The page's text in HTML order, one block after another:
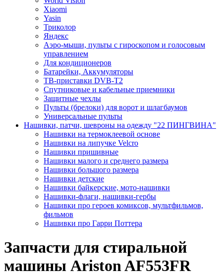
Xiaomi
Yasin
Триколор
Яндекс
Аэро-мыши, пульты с гироскопом и голосовым
управлением
Для кондиционеров
Батарейки, Аккумуляторы
ТВ-приставки DVB-T2
Спутниковые и кабельные приемники
Защитные чехлы
Пульты (брелоки) для ворот и шлагбаумов
Универсальные пульты
Нашивки, патчи, шевроны на одежду "22 ПИНГВИНА"
Нашивки на термоклеевой основе
Нашивки на липучке Velcro
Нашивки пришивные
Нашивки малого и среднего размера
Нашивки большого размера
Нашивки детские
Нашивки байкерские, мото-нашивки
Нашивки-флаги, нашивки-гербы
Нашивки про героев комиксов, мультфильмов,
фильмов
Нашивки про Гарри Поттера
Запчасти для стиральной
машины Ariston AF553FR